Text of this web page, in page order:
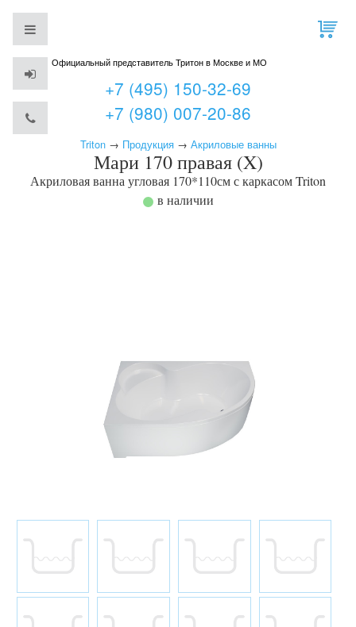
Официальный представитель Тритон в Москве и МО
+7 (495) 150-32-69
+7 (980) 007-20-86
Triton→ Продукция→ Акриловые ванны
Мари 170 правая (X)
Акриловая ванна угловая 170*110см с каркасомTriton
в наличии